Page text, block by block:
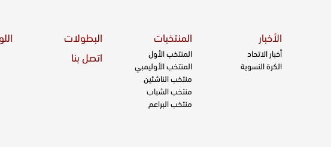
الأخبار
أخبار الاتحاد
الكرة النسوية
المنتخبات
المنتخب الأول
المنتخب الأوليمبي
منتخب الناشئين
منتخب الشباب
منتخب البراعم
البطولات
اتصل بنا